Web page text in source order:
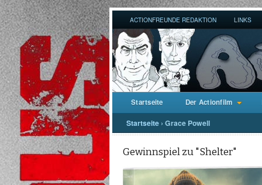
ACTIONFREUNDE REDAKTION LINKS
Startseite Der Actionfilm
Startseite › Grace Powell
Gewinnspiel zu "Shelter"